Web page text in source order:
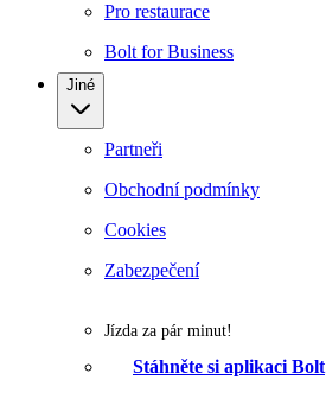
Pro restaurace
Bolt for Business
Jiné
Partneři
Obchodní podmínky
Cookies
Zabezpečení
Jízda za pár minut!
Stáhněte si aplikaci Bolt